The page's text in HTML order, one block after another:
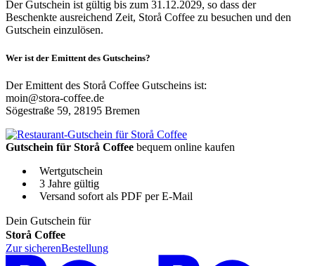
Der Gutschein ist gültig bis zum 31.12.2029, so dass der
Beschenkte ausreichend Zeit, Storå Coffee zu besuchen und den
Gutschein einzulösen.
Wer ist der Emittent des Gutscheins?
Der Emittent des Storå Coffee Gutscheins ist:
moin@stora-coffee.de
Sögestraße 59, 28195 Bremen
Gutschein für Storå Coffee bequem online kaufen
Wertgutschein
3 Jahre gültig
Versand sofort als PDF per E-Mail
Dein Gutschein für
Storå Coffee
Zur sicherenBestellung